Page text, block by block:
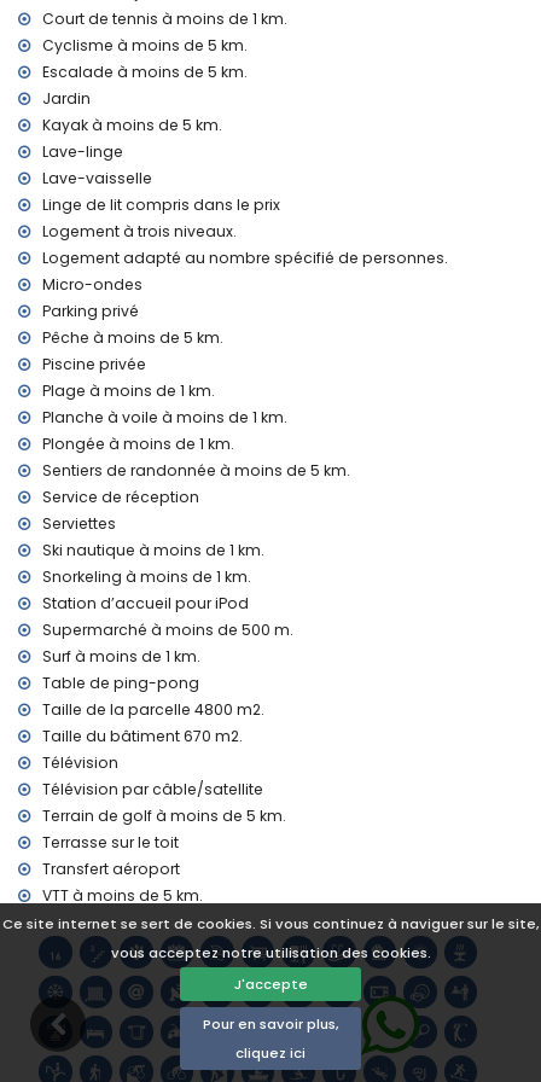
Ce site internet se sert de cookies. Si vous continuez à naviguer sur le site,
vous acceptez notre utilisation des cookies.
J'accepte
Pour en savoir plus,
cliquez ici
port le plus proche: Puerto Aduanas del Mar, Javea (à
moins de 5 kilomètres de la villa)
parc le plus proche: Pinosol, Javea (à moins de 1000 mètres
de la villa)
aéroport le plus proche: Alicante (à moins de 100 kilomètres
deuxième aéroport le plus proche: Valence (> 100
kilomètres)
animaux domestiques permis
L'hébergement est très adapté pour les familles avec
enfants
Installations privées et services inclus dans le prix de
location
internet (WiFi)
aspirateur et fer à repasser avec planche
linge de lit et serviettes
service de réception et service d'urgence 24 heures sur 24
console de jeu (Wii)
chauffage central et climatisation
Installations / services communs
billard, tennis de table et baby-foot
Installations privées et services en supplément
service aéroport
lit supplémentaire et lits/couffins pour enfants (sur
demande)
Divertissements et loisirs pour vos vacances à Javea, Costa
Blanca
la maison)
cinéma et bar (à moins de 5 kilomètres de la maison)
Sites touristiques et culture à Javea, Costa Blanca
musée (Histórico de Javea, Javea), église (San Bartolome,
Pueblo, Javea), monument (Pueblo de Javea, Javea),
bâtiment architectural (Histórico de Javea, Javea), lieu
historique (Pueblo de Javea et Javea) (à moins de 5
kilomètres de l'hébergement)
ruine (Molinos de Viento et Javea) (à moins de 10 kilomètres
de l'hébergement)
château (Portal de la Vila et Denia) (à moins de 25
kilomètres de l'hébergement)
Court de tennis à moins de 1 km.
Cyclisme à moins de 5 km.
Escalade à moins de 5 km.
Jardin
Kayak à moins de 5 km.
Lave-linge
Lave-vaisselle
Linge de lit compris dans le prix
Logement à trois niveaux.
Logement adapté au nombre spécifié de personnes.
Micro-ondes
Parking privé
Pêche à moins de 5 km.
Piscine privée
Plage à moins de 1 km.
Planche à voile à moins de 1 km.
Plongée à moins de 1 km.
Sentiers de randonnée à moins de 5 km.
Service de réception
Serviettes
Ski nautique à moins de 1 km.
Snorkeling à moins de 1 km.
Station d’accueil pour iPod
Supermarché à moins de 500 m.
Surf à moins de 1 km.
Table de ping-pong
Taille de la parcelle 4800 m2.
Taille du bâtiment 670 m2.
Télévision
Télévision par câble/satellite
Terrain de golf à moins de 5 km.
Terrasse sur le toit
Transfert aéroport
VTT à moins de 5 km.